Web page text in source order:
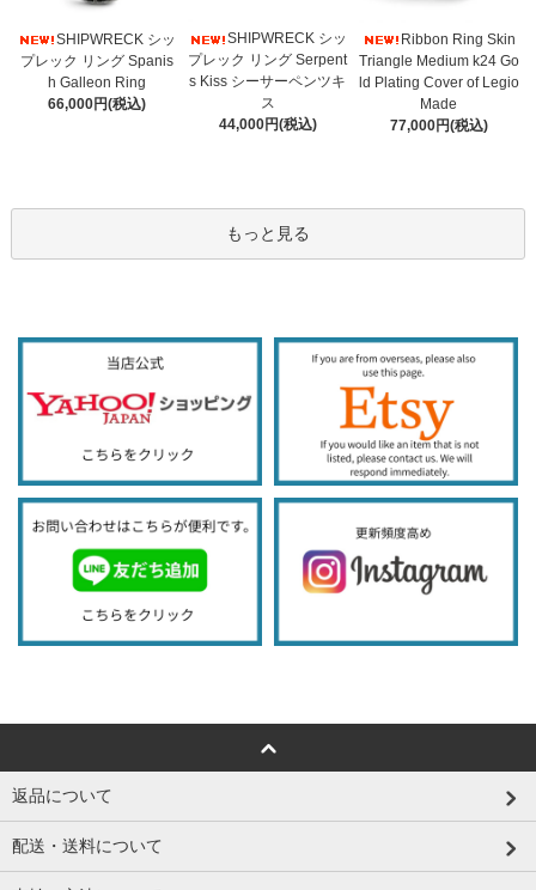
SHIPWRECK シッ
プレック リング Spanis
h Galleon Ring
66,000円(税込)
SHIPWRECK シッ
プレック リング Serpent
s Kiss シーサーペンツキ
ス
44,000円(税込)
Ribbon Ring Skin
Triangle Medium k24 Go
ld Plating Cover of Legio
Made
77,000円(税込)
もっと見る
返品について
配送・送料について